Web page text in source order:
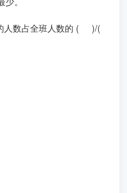
人数占全班人数的 ( )/(